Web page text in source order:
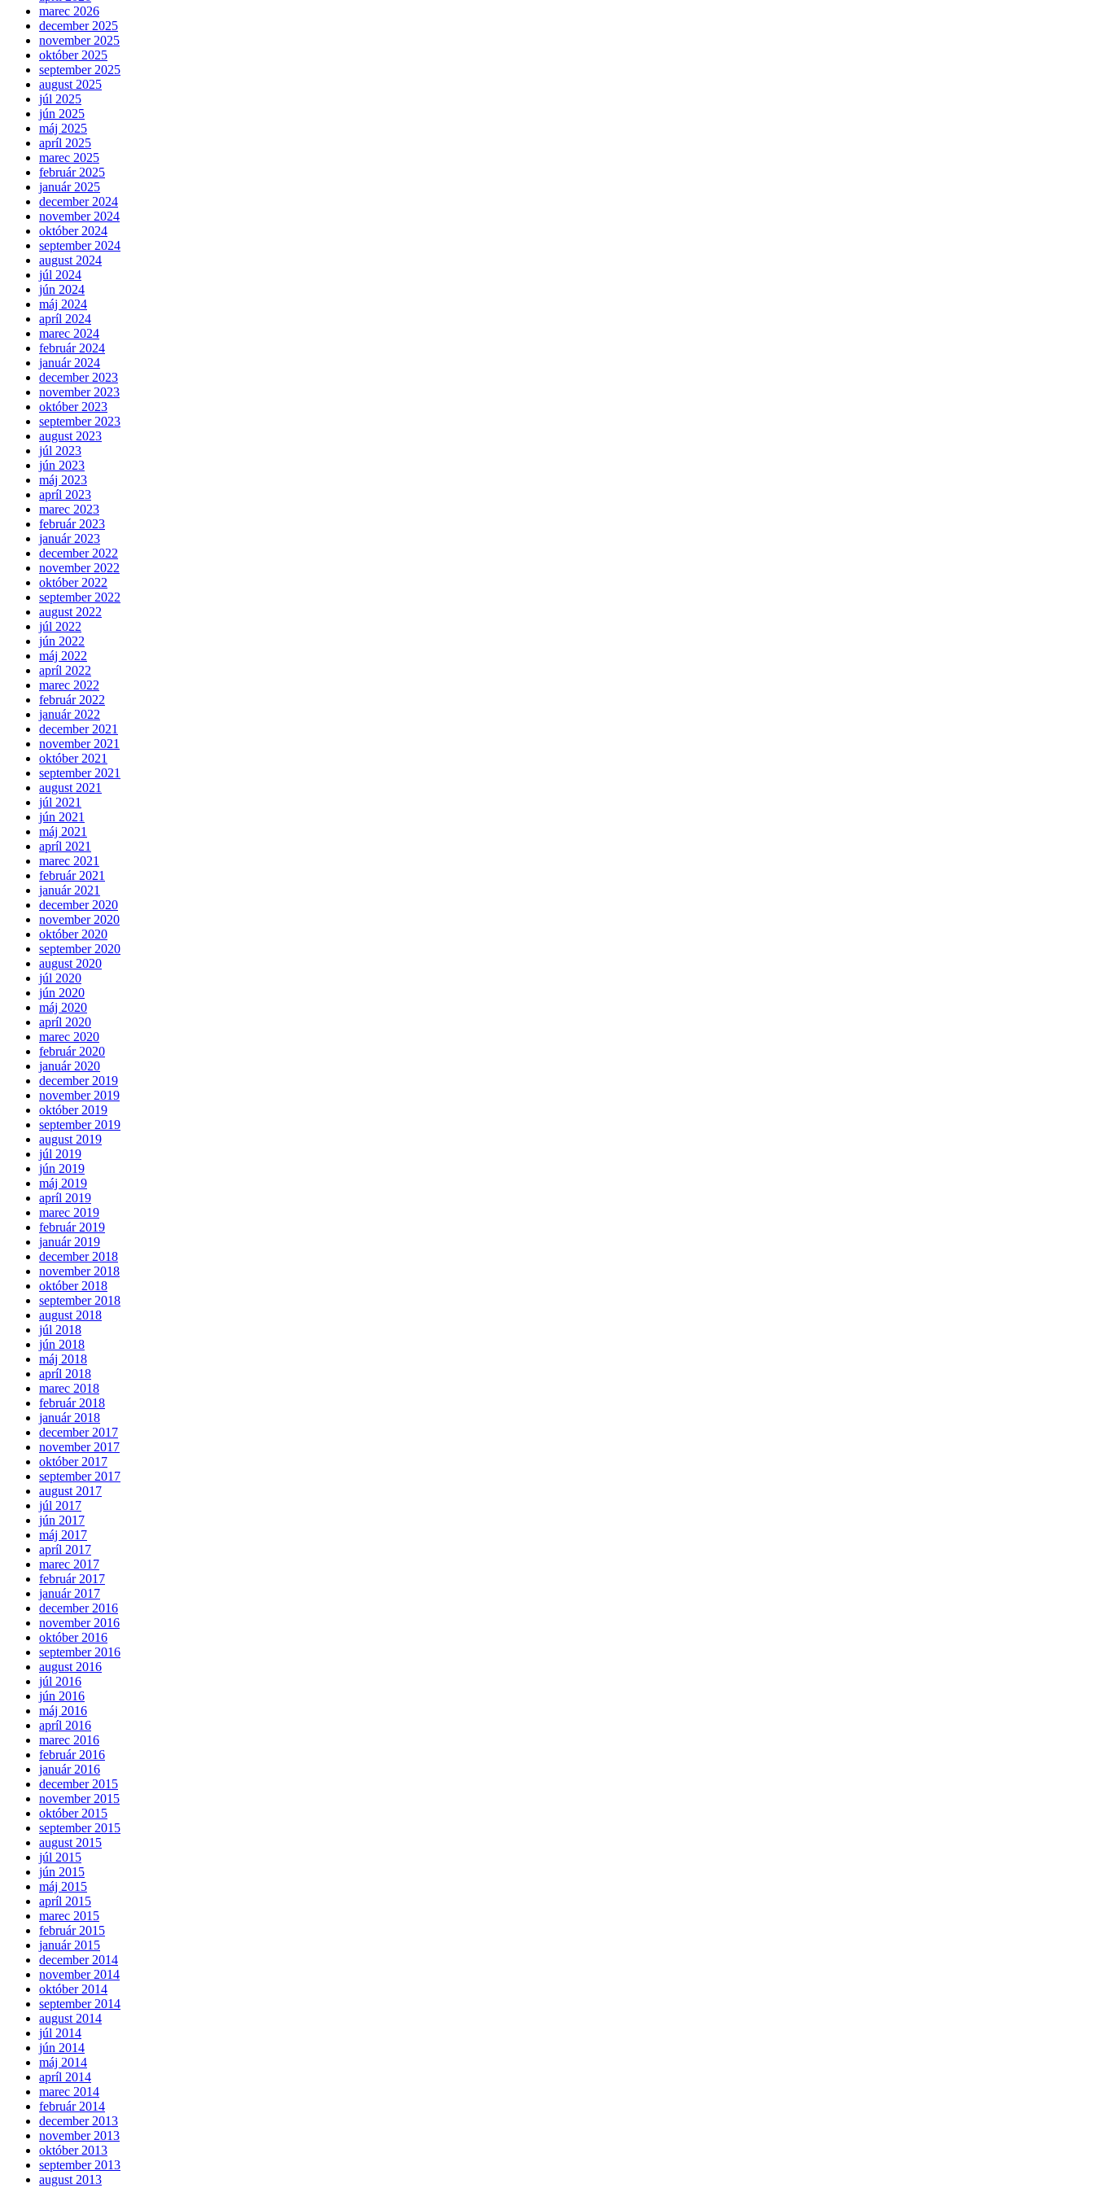
marec 2026
december 2025
november 2025
október 2025
september 2025
august 2025
júl 2025
jún 2025
máj 2025
apríl 2025
marec 2025
február 2025
január 2025
december 2024
november 2024
október 2024
september 2024
august 2024
júl 2024
jún 2024
máj 2024
apríl 2024
marec 2024
február 2024
január 2024
december 2023
november 2023
október 2023
september 2023
august 2023
júl 2023
jún 2023
máj 2023
apríl 2023
marec 2023
február 2023
január 2023
december 2022
november 2022
október 2022
september 2022
august 2022
júl 2022
jún 2022
máj 2022
apríl 2022
marec 2022
február 2022
január 2022
december 2021
november 2021
október 2021
september 2021
august 2021
júl 2021
jún 2021
máj 2021
apríl 2021
marec 2021
február 2021
január 2021
december 2020
november 2020
október 2020
september 2020
august 2020
júl 2020
jún 2020
máj 2020
apríl 2020
marec 2020
február 2020
január 2020
december 2019
november 2019
október 2019
september 2019
august 2019
júl 2019
jún 2019
máj 2019
apríl 2019
marec 2019
február 2019
január 2019
december 2018
november 2018
október 2018
september 2018
august 2018
júl 2018
jún 2018
máj 2018
apríl 2018
marec 2018
február 2018
január 2018
december 2017
november 2017
október 2017
september 2017
august 2017
júl 2017
jún 2017
máj 2017
apríl 2017
marec 2017
február 2017
január 2017
december 2016
november 2016
október 2016
september 2016
august 2016
júl 2016
jún 2016
máj 2016
apríl 2016
marec 2016
február 2016
január 2016
december 2015
november 2015
október 2015
september 2015
august 2015
júl 2015
jún 2015
máj 2015
apríl 2015
marec 2015
február 2015
január 2015
december 2014
november 2014
október 2014
september 2014
august 2014
júl 2014
jún 2014
máj 2014
apríl 2014
marec 2014
február 2014
december 2013
november 2013
október 2013
september 2013
august 2013